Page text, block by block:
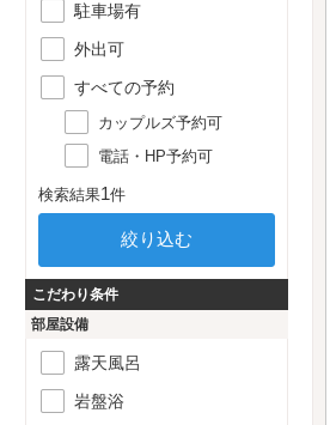
駐車場有
外出可
すべての予約
カップルズ予約可
電話・HP予約可
検索結果1件
こだわり条件
部屋設備
露天風呂
岩盤浴